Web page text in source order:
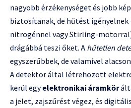
nagyobb érzékenységet és jobb
biztosítanak, de hűtést
nitrogénnel vagy Stirling-
drágábbá teszi őket. A hűtetlen
egyszerűbbek, de valamivel
A detektor által létrehozott
kerül egyelektronikai áramkör
a jelet, zajszűrést végez, és